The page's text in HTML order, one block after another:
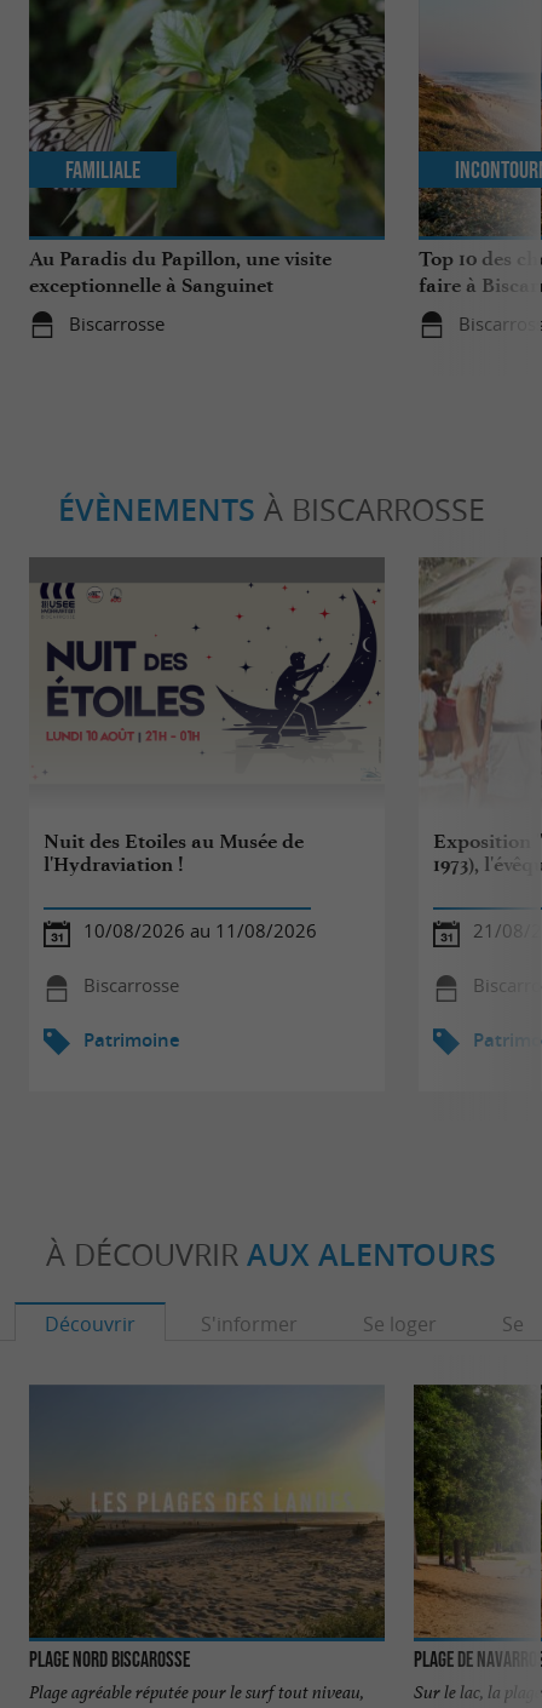
Au Paradis du Papillon, une visite
exceptionnelle à Sanguinet
Biscarrosse
Familiale
Top 10 des
faire à
ÉVÈNEMENTS À BISCARROSSE
Nuit des Etoiles au Musée de
l'Hydraviation !
10/08/2026 au 11/08/2026
Biscarrosse
Patrimoine
Exposition
1973),
21/08/
À DÉCOUVRIR AUX ALENTOURS
Découvrir S'informer Se loger Se
Plage Nord Biscarosse
Plage agréable réputée pour le surf tout niveau,
Plage de
Sur le lac, la